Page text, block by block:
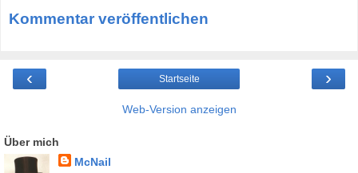
Kommentar veröffentlichen
‹ ›
Startseite
Web-Version anzeigen
Über mich
McNail